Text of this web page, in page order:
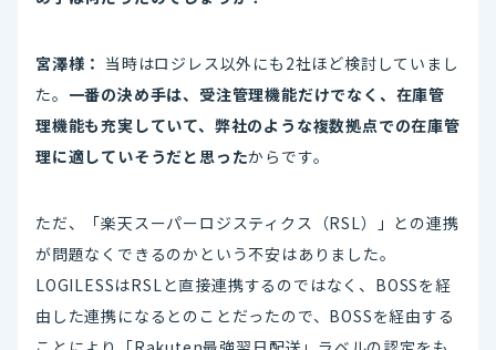
宮澤様： 当時はロジレス以外にも2社ほど検討していまし
た。 一番の決め手は、受注管理機能だけでなく、在庫管
理機能も充実していて、弊社のような複数拠点での在庫管
理に適していそうだと思ったからです。
ただ、「楽天スーパーロジスティクス（RSL）」との連携
が問題なくできるのかという不安はありました。
LOGILESSはRSLと直接連携するのではなく、BOSSを経
由した連携になるとのことだったので、BOSSを経由する